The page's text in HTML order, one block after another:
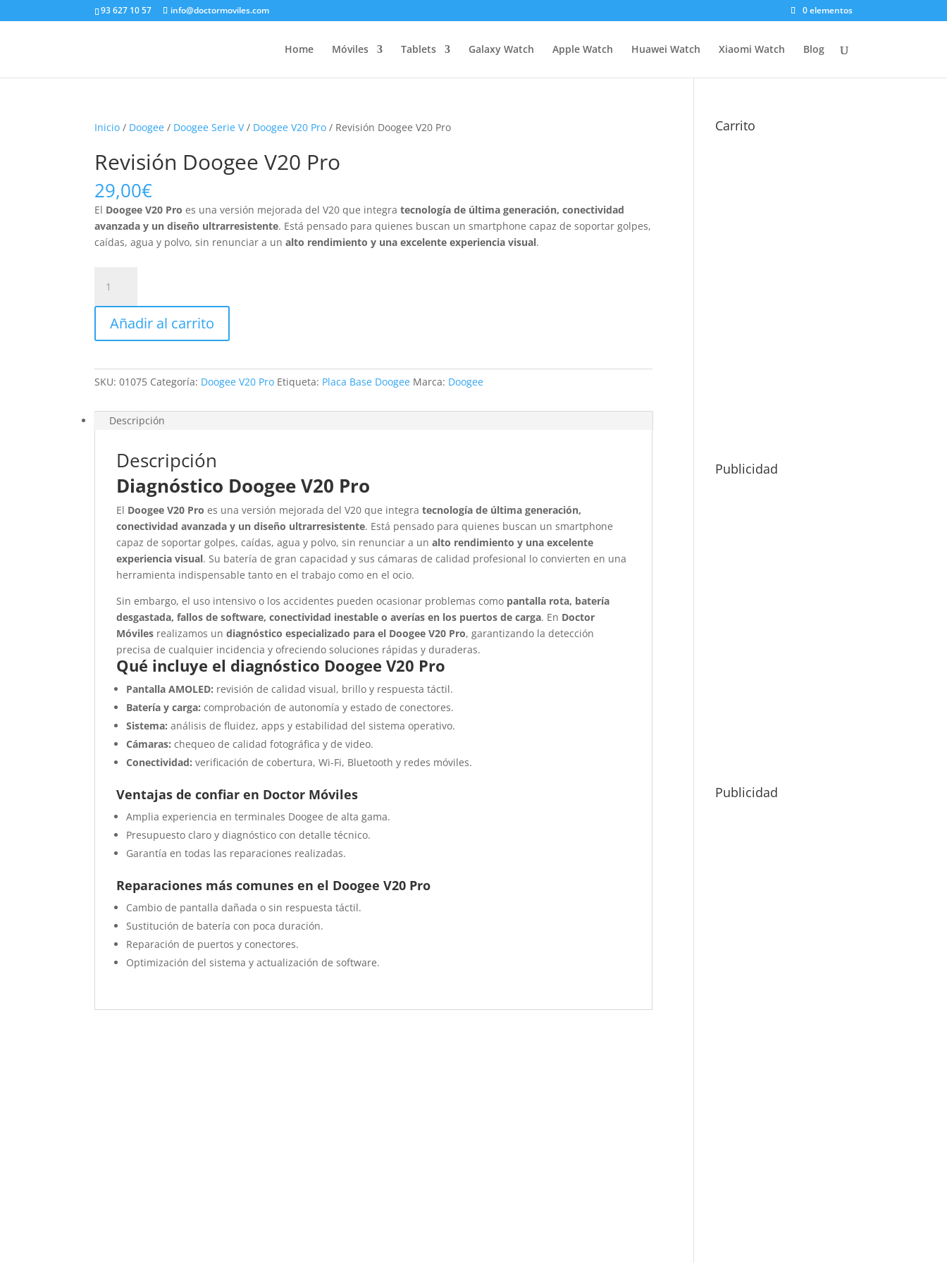
93 627 10 57 info@doctormoviles.com 0 elementos
Home Móviles Tablets Galaxy Watch Apple Watch Huawei Watch Xiaomi Watch Blog
Inicio / Doogee / Doogee Serie V/ Doogee V20 Pro / Revisión Doogee V20 Pro
Revisión Doogee V20 Pro
29,00€
El Doogee V20 Pro es una versión mejorada del V20 que integratecnología de última generación, conectividad
avanzada y un diseño ultrarresistente. Está pensado para quienes buscan un smartphone capaz de soportar golpes,
caídas, agua y polvo, sin renunciar a unalto rendimiento y una excelente experiencia visual.
Doogee
V20
cantidad
Añadir al carrito
SKU:01075 Categoría: Doogee V20 Pro Etiqueta: Placa Base Doogee Marca: Doogee
Descripción
Descripción
Diagnóstico Doogee V20 Pro
El Doogee V20 Pro es una versión mejorada del V20 que integratecnología de última generación,
conectividad avanzada y un diseño ultrarresistente. Está pensado para quienes buscan un smartphone
capaz de soportar golpes, caídas, agua y polvo, sin renunciar a unalto rendimiento y una excelente
experiencia visual. Su batería de gran capacidad y sus cámaras de calidad profesional lo convierten en una
herramienta indispensable tanto en el trabajo como en el ocio.
Sin embargo, el uso intensivo o los accidentes pueden ocasionar problemas como pantalla rota, batería
desgastada, fallos de software, conectividad inestable o averías en los puertos de carga. En Doctor
Móviles realizamos undiagnóstico especializado para el Doogee V20 Pro, garantizando la detección
precisa de cualquier incidencia y ofreciendo soluciones rápidas y duraderas.
Qué incluye el diagnóstico Doogee V20 Pro
Pantalla AMOLED: revisión de calidad visual, brillo y respuesta táctil.
Batería y carga: comprobación de autonomía y estado de conectores.
Sistema: análisis de fluidez, apps y estabilidad del sistema operativo.
Cámaras: chequeo de calidad fotográfica y de video.
Conectividad: verificación de cobertura, Wi-Fi, Bluetooth y redes móviles.
Ventajas de confiar en Doctor Móviles
Amplia experiencia en terminales Doogee de alta gama.
Presupuesto claro y diagnóstico con detalle técnico.
Garantía en todas las reparaciones realizadas.
Reparaciones más comunes en el Doogee V20 Pro
Cambio de pantalla dañada o sin respuesta táctil.
Sustitución de batería con poca duración.
Reparación de puertos y conectores.
Optimización del sistema y actualización de software.
Carrito
Publicidad
Publicidad